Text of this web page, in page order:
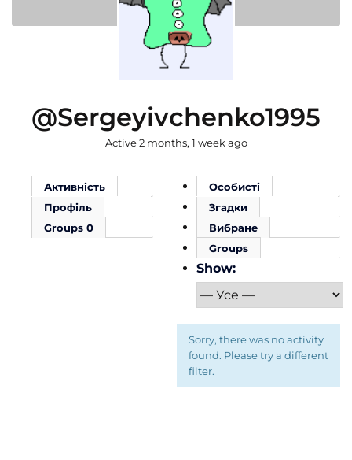
@sergeyivchenko1995
Active 2 months, 1 week ago
Активність
Профіль
Groups 0
Особисті
Згадки
Вибране
Groups
Show:
Sorry, there was no activity
found. Please try a different
filter.